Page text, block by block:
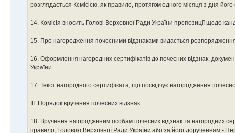
розглядається Комісією, як правило, протягом одного місяця з дня
14. Комісія вносить Голові Верховної Ради України пропозиції щодо
15. Про нагородження почесними відзнаками видається
16. Оформлення нагородних сертифікатів до почесних відзнак,
України.
17. Текст нагородного сертифіката, що посвідчує нагородження
III. Порядок вручення почесних відзнак
18. Вручення нагородженим особам почесних відзнак та нагородних
правило, Головою Верховної Ради України або за його дорученням -